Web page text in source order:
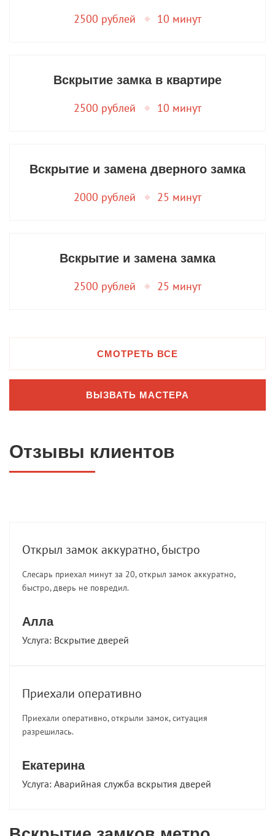
2500 рублей 10 минут
Вскрытие замка в квартире
2500 рублей 10 минут
Вскрытие и замена дверного замка
2000 рублей 25 минут
Вскрытие и замена замка
2500 рублей 25 минут
СМОТРЕТЬ ВСЕ
ВЫЗВАТЬ МАСТЕРА
Отзывы клиентов
Открыл замок аккуратно, быстро
Слесарь приехал минут за 20, открыл замок аккуратно,
быстро, дверь не повредил.
Алла
Услуга: Вскрытие дверей
Приехали оперативно
Приехали оперативно, открыли замок, ситуация
разрешилась.
Екатерина
Услуга: Аварийная служба вскрытия дверей